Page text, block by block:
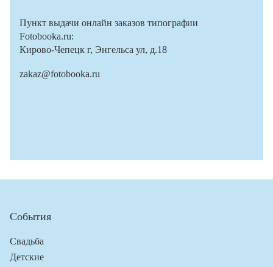
Пункт выдачи онлайн заказов типографии
Fotobooka.ru:
Кирово-Чепецк г, Энгельса ул, д.18
zakaz@fotobooka.ru
События
Свадьба
Детские